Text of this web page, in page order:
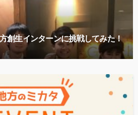
創生インターンに挑戦してみた！